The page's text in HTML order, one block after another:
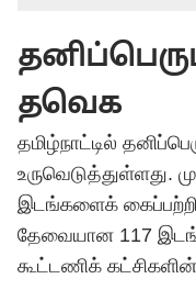
தவெக
தமிழ்நாட்டில்
உருவெடுத்துள்ளது.
இடங்களைக்
தேவையான 117
கூட்டணிக்